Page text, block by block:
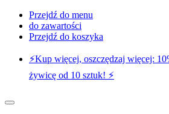
Przejdź do menu
do zawartości
Przejdź do koszyka
⚡️Kup więcej, oszczędzaj więcej:
żywicę od 10 sztuk! ⚡️